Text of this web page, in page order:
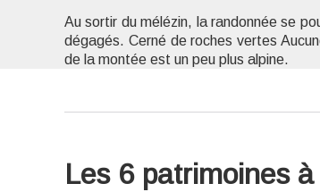
Au sortir du mélézin, la randonnée se
dégagés. Cerné de roches vertes
de la montée est un peu plus alpine.
Les 6 patrimoines